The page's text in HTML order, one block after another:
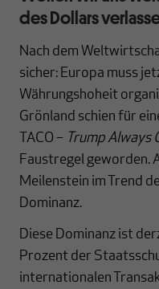
des Dollars
Nach dem
sicher: Europa muss
Währungshoheit
Grönland schien für
TACO – Trump Always
Faustregel geworden.
Meilenstein im Trend
Dominanz.
Diese Dominanz ist
Prozent der
internationalen